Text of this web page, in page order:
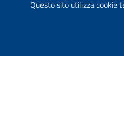
Questo sito utilizza cookie